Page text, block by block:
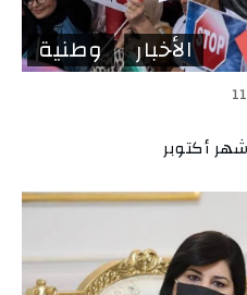
الأخبار وطنية